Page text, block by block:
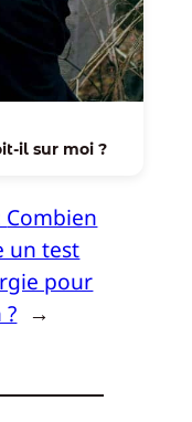
il sur moi ?
Combien
un test
pour
→